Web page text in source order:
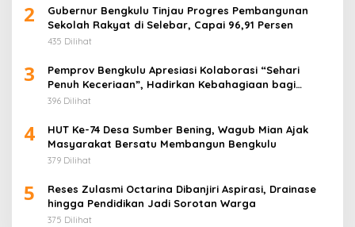
2
Gubernur Bengkulu Tinjau Progres Pembangunan
Sekolah Rakyat di Selebar, Capai 96,91 Persen
435 Dilihat
3
Pemprov Bengkulu Apresiasi Kolaborasi “Sehari
Penuh Keceriaan”, Hadirkan Kebahagiaan bagi
Puluhan Anak Panti Asuhan
396 Dilihat
4
HUT Ke-74 Desa Sumber Bening, Wagub Mian Ajak
Masyarakat Bersatu Membangun Bengkulu
379 Dilihat
5
Reses Zulasmi Octarina Dibanjiri Aspirasi, Drainase
hingga Pendidikan Jadi Sorotan Warga
375 Dilihat